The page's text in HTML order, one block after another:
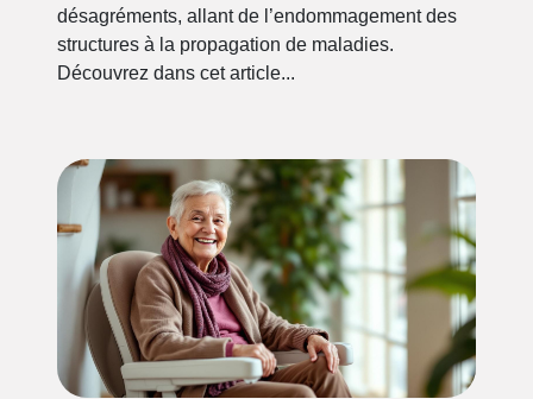
désagréments, allant de l’endommagement des
structures à la propagation de maladies.
Découvrez dans cet article...